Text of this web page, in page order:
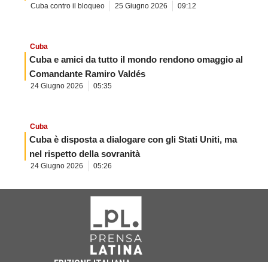
Cuba contro il bloqueo 25 Giugno 2026 09:12
Cuba
Cuba e amici da tutto il mondo rendono omaggio al
Comandante Ramiro Valdés
24 Giugno 2026 05:35
Cuba
Cuba è disposta a dialogare con gli Stati Uniti, ma
nel rispetto della sovranità
24 Giugno 2026 05:26